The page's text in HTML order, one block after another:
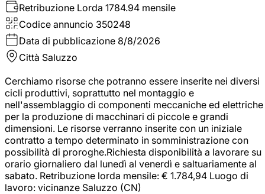
Retribuzione Lorda 1784.94 mensile
Codice annuncio 350248
Data di pubblicazione 8/8/2026
Città Saluzzo
Cerchiamo risorse che potranno essere inserite nei diversi
cicli produttivi, soprattutto nel montaggio e
nell'assemblaggio di componenti meccaniche ed elettriche
per la produzione di macchinari di piccole e grandi
dimensioni. Le risorse verranno inserite con un iniziale
contratto a tempo determinato in somministrazione con
possibilità di proroghe.Richiesta disponibilità a lavorare su
orario giornaliero dal lunedì al venerdì e saltuariamente al
sabato. Retribuzione lorda mensile: € 1.784,94 Luogo di
lavoro: vicinanze Saluzzo (CN)